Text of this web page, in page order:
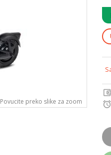
Povucite preko slike za zoom